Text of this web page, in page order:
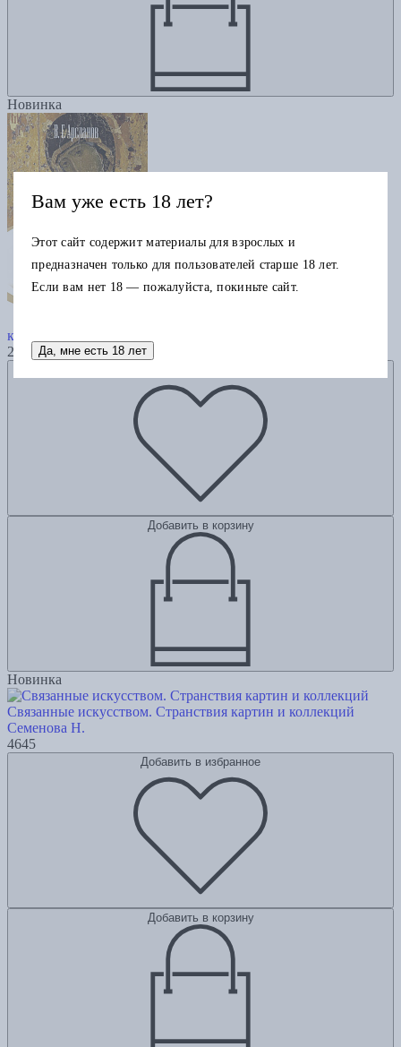
Новинка
культура. Идея мимезиса. 1792–1925: в 2 т. Т. 2.
2985
Добавить в корзину
Новинка
Связанные искусством. Странствия картин и коллекций
Семенова Н.
4645
Добавить в избранное
Добавить в корзину
Вам уже есть 18 лет?
Этот сайт содержит материалы для взрослых и
предназначен только для пользователей старше 18 лет.
Если вам нет 18 — пожалуйста, покиньте сайт.
Да, мне есть 18 лет